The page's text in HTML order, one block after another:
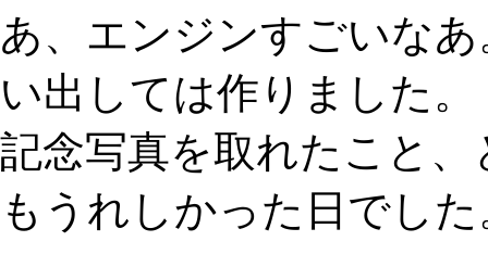
あ、エンジンすごいな
い出しては作りました
記念写真を取れたこと
もうれしかった日でし